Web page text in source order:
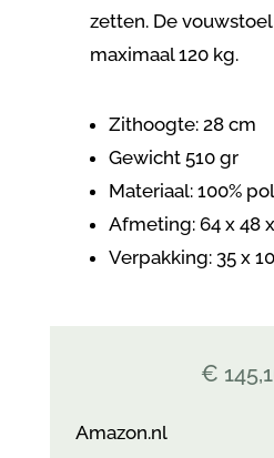
zetten. De
maximaal 120 kg.
Zithoogte: 28 cm
Gewicht 510 gr
Materiaal: 100%
Afmeting: 64 x 48
Verpakking: 35 x
Amazon.nl
€